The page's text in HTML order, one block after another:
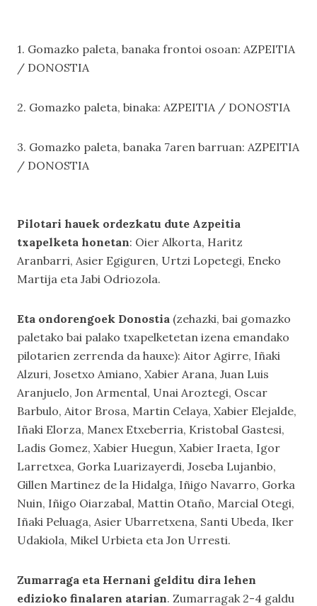
1. Gomazko paleta, banaka frontoi osoan: AZPEITIA
/ DONOSTIA
2. Gomazko paleta, binaka: AZPEITIA / DONOSTIA
3. Gomazko paleta, banaka 7aren barruan: AZPEITIA
/ DONOSTIA
Pilotari hauek ordezkatu dute Azpeitia
txapelketa honetan: Oier Alkorta, Haritz
Aranbarri, Asier Egiguren, Urtzi Lopetegi, Eneko
Martija eta Jabi Odriozola.
Eta ondorengoek Donostia (zehazki, bai gomazko
paletako bai palako txapelketetan izena emandako
pilotarien zerrenda da hauxe): Aitor Agirre, Iñaki
Alzuri, Josetxo Amiano, Xabier Arana, Juan Luis
Aranjuelo, Jon Armental, Unai Aroztegi, Oscar
Barbulo, Aitor Brosa, Martin Celaya, Xabier Elejalde,
Iñaki Elorza, Manex Etxeberria, Kristobal Gastesi,
Ladis Gomez, Xabier Huegun, Xabier Iraeta, Igor
Larretxea, Gorka Luarizayerdi, Joseba Lujanbio,
Gillen Martinez de la Hidalga, Iñigo Navarro, Gorka
Nuin, Iñigo Oiarzabal, Mattin Otaño, Marcial Otegi,
Iñaki Peluaga, Asier Ubarretxena, Santi Ubeda, Iker
Udakiola, Mikel Urbieta eta Jon Urresti.
Zumarraga eta Hernani gelditu dira lehen
edizioko finalaren atarian. Zumarragak 2-4 galdu